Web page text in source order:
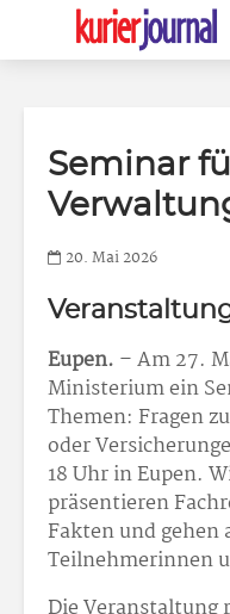
Seminar
20. Mai 2026
Eupen. – Am 27.
Ministerium ein
Themen: Fragen
oder
18 Uhr in Eupen.
präsentieren
Fakten und gehen
Teilnehmerinnen